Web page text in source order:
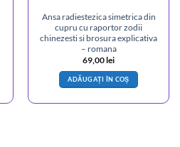
Ansa radiestezica simetrica din
cupru cu raportor zodii
chinezesti si brosura explicativa
– romana
69,00lei
ADĂUGAȚI ÎN COȘ